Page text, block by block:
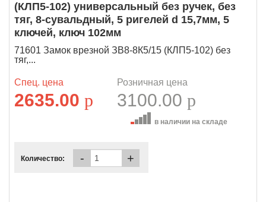
(КЛП5-102) универсальный без ручек, без
тяг, 8-сувальдный, 5 ригелей d 15,7мм, 5
ключей, ключ 102мм
71601 Замок врезной ЗВ8-8К5/15 (КЛП5-102) без
тяг,...
Спец. цена
2635.00 p
Розничная цена
3100.00 p
в наличии на складе
Количество: - +